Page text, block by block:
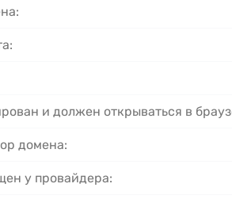
и должен открываться в
домена:
у провайдера: